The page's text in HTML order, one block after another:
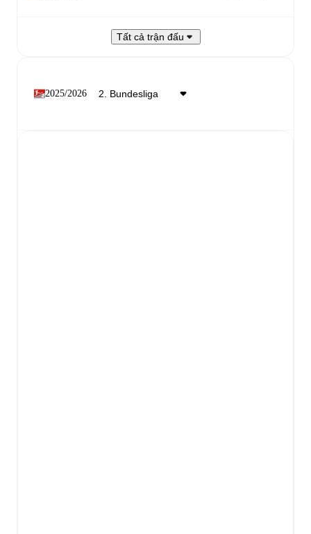
Tất cả trận đấu
2025/2026